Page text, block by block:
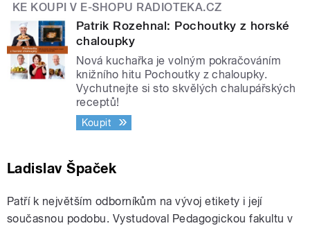
KE KOUPI V E-SHOPU RADIOTEKA.CZ
Patrik Rozehnal: Pochoutky z horské
chaloupky
Nová kuchařka je volným pokračováním
knižního hitu Pochoutky z chaloupky.
Vychutnejte si sto skvělých chalupářských
receptů!
Koupit
Ladislav Špaček
Patří k největším odborníkům na vývoj etikety i její
současnou podobu. Vystudoval Pedagogickou fakultu v